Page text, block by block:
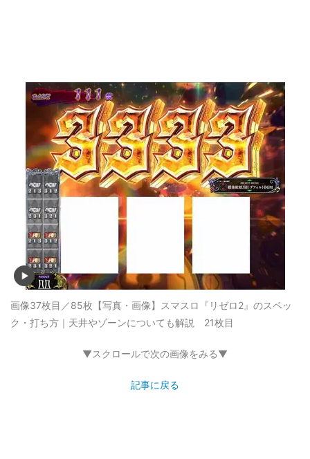
画像37枚目／85枚 【写真・画像】スマスロ『リゼロ2』のスペッ
ク・打ち方｜天井やゾーンについても解説 21枚目
▼スクロールで次の画像をみる▼
記事に戻る